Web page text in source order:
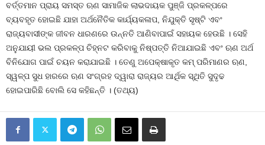
ବର୍ତ୍ତମାନ ପ୍ରାୟ ସମସ୍ତ ଋଣ ସାମାଜିକ ଲାଭଦାୟକ ପୁଞ୍ଜି ପ୍ରକଳ୍ପରେ
ବ୍ୟବହୃତ ହୋଇଛି ଯାହା ଅର୍ଥନୈତିକ କାର୍ଯ୍ୟକଳାପ, ନିଯୁକ୍ତି ସୃଷ୍ଟି ଏବଂ
ରାଜ୍ୟବାସୀଙ୍କ ଜୀବନ ଧାରଣରେ ଉନ୍ନତି ଆଣିବାପାଇଁ ସହାୟକ ହେଉଛି । ସେହି
ଅନୁଯାୟୀ ଭଲ ପ୍ରକଳ୍ପ ଚିହ୍ନଟ କରିବାକୁ ନିଷ୍ପତ୍ତି ନିଆଯାଇଛି ଏବଂ ଋଣ ଅର୍ଥ
ବିନିଯୋଗ ପାଇଁ ଚୟନ କରାଯାଇଛି । ତେଣୁ ଅପେକ୍ଷାକୃତ କମ୍‍ ପରିମାଣର ଋଣ,
ସ୍ୱଳ୍ପ ସୁଧ ହାରରେ ଋଣ ସଂଗ୍ରହ ଦ୍ୱାରା ରାଜ୍ୟର ଆର୍ଥିକ ସ୍ଥିତି ସୁଦୃଢ
ହୋଇପାରିଛି ବୋଲି ସେ କହିଛନ୍ତି । (ତଥ୍ୟ)